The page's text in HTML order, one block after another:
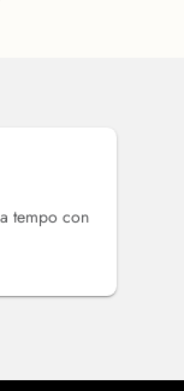
tempo con